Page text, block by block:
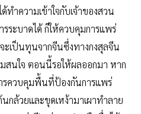
ำความเข้าใจกับเจ้าของสวน
ระบาดได้ ก็ให้ควบคุมการแพร่
เป็นทุนจากจีนซึ่งทางกงสุลจีน
สนใจ ตอนนี้รอให้ผลออกมา หาก
รควบคุมพื้นที่ป้องกันการแพร่
ล้วยและขุดเหง้ามาเผาทำลาย